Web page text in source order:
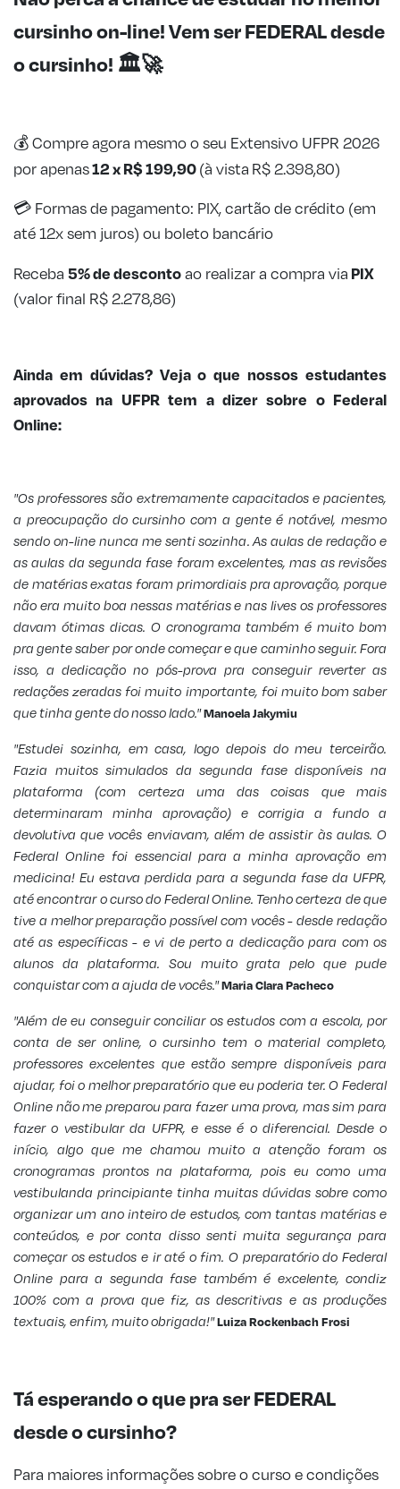
cursinho on-line! Vem ser FEDERAL desde
o cursinho! 🏛️🚀
💰Compre agora mesmo o seu Extensivo UFPR 2026
por apenas12 x R$ 199,90(à vista R$ 2.398,80)
💳 Formas de pagamento: PIX, cartão de crédito (em
até 12x sem juros) ou boleto bancário
Receba 5% de descontoao realizar a compra via PIX
(valor final R$ 2.278,86)
Ainda em dúvidas? Veja o que nossos estudantes
aprovados na UFPR tem a dizer sobre o Federal
Online:
"Os professores são extremamente capacitados e pacientes,
a preocupação do cursinho com a gente é notável, mesmo
sendo on-line nunca me senti sozinha. As aulas de redação e
as aulas da segunda fase foram excelentes, mas as revisões
de matérias exatas foram primordiais pra aprovação, porque
não era muito boa nessas matérias e nas lives os professores
davam ótimas dicas. O cronograma também é muito bom
pra gente saber por onde começar e que caminho seguir. Fora
isso, a dedicação no pós-prova pra conseguir reverter as
redações zeradas foi muito importante, foi muito bom saber
que tinha gente do nosso lado."Manoela Jakymiu
"Estudei sozinha, em casa, logo depois do meu terceirão.
Fazia muitos simulados da segunda fase disponíveis na
plataforma (com certeza uma das coisas que mais
determinaram minha aprovação) e corrigia a fundo a
devolutiva que vocês enviavam, além de assistir às aulas. O
Federal Online foi essencial para a minha aprovação em
medicina! Eu estava perdida para a segunda fase da UFPR,
até encontrar o curso do Federal Online. Tenho certeza de que
tive a melhor preparação possível com vocês - desde redação
até as específicas - e vi de perto a dedicação para com os
alunos da plataforma. Sou muito grata pelo que pude
conquistar com a ajuda de vocês."Maria Clara Pacheco
"Além de eu conseguir conciliar os estudos com a escola, por
conta de ser online, o cursinho tem o material completo,
professores excelentes que estão sempre disponíveis para
ajudar, foi o melhor preparatório que eu poderia ter. O Federal
Online não me preparou para fazer uma prova, mas sim para
fazer o vestibular da UFPR, e esse é o diferencial. Desde o
início, algo que me chamou muito a atenção foram os
cronogramas prontos na plataforma, pois eu como uma
vestibulanda principiante tinha muitas dúvidas sobre como
organizar um ano inteiro de estudos, com tantas matérias e
conteúdos, e por conta disso senti muita segurança para
começar os estudos e ir até o fim. O preparatório do Federal
Online para a segunda fase também é excelente, condiz
100% com a prova que fiz, as descritivas e as produções
textuais, enfim, muito obrigada!"Luiza Rockenbach Frosi
Tá esperando o que pra ser FEDERAL
desde o cursinho?
Para maiores informações sobre o curso e condições